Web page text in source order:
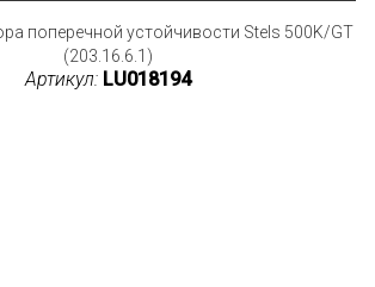
поперечной устойчивости Stels 500K/GT
(203.16.6.1)
Артикул: LU018194